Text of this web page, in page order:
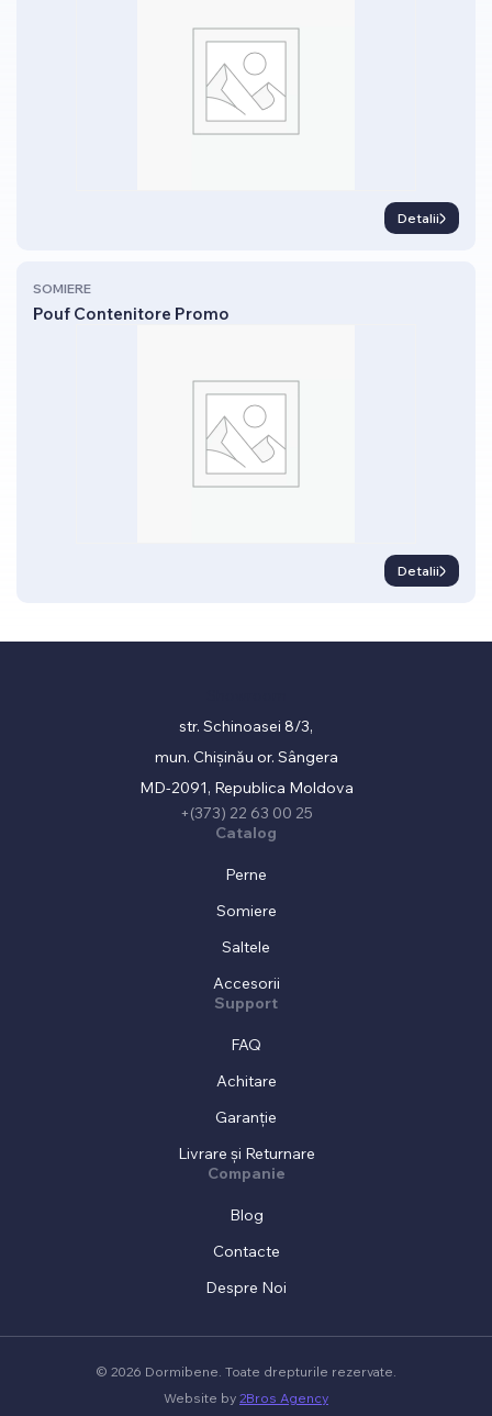
Detalii
SOMIERE
Pouf Contenitore Promo
Detalii
str. Schinoasei 8/3,
mun. Chișinău or. Sângera
MD-2091, Republica Moldova
+(373) 22 63 00 25
Catalog
Perne
Somiere
Saltele
Accesorii
Support
FAQ
Achitare
Garanție
Livrare și Returnare
Companie
Blog
Contacte
Despre Noi
© 2026 Dormibene. Toate drepturile rezervate.
Website by 2Bros Agency